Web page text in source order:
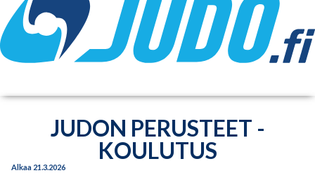
JUDON PERUSTEET -
KOULUTUS
Alkaa 21.3.2026